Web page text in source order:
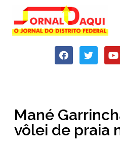
Mané
vôlei de praia